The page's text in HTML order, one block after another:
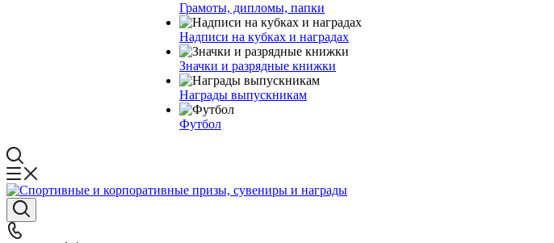
Грамоты, дипломы, папки
Надписи на кубках и наградах
Значки и разрядные книжки
Награды выпускникам
Футбол